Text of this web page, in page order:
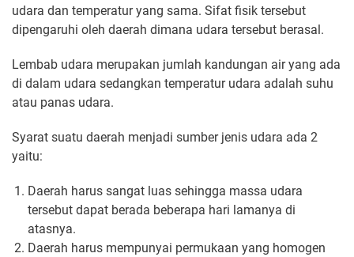
udara dan temperatur yang sama. Sifat fisik tersebut
dipengaruhi oleh daerah dimana udara tersebut berasal.
Lembab udara merupakan jumlah kandungan air yang ada
di dalam udara sedangkan temperatur udara adalah suhu
atau panas udara.
Syarat suatu daerah menjadi sumber jenis udara ada 2
yaitu:
Daerah harus sangat luas sehingga massa udara
tersebut dapat berada beberapa hari lamanya di
atasnya.
Daerah harus mempunyai permukaan yang homogen